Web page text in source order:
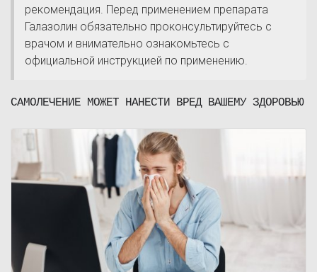
рекомендация. Перед применением препарата
Галазолин обязательно проконсультируйтесь с
врачом и внимательно ознакомьтесь с
официальной инструкцией по применению.
САМОЛЕЧЕНИЕ МОЖЕТ НАНЕСТИ ВРЕД ВАШЕМУ ЗДОРОВЬЮ